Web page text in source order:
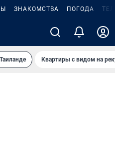
ЗНАКОМСТВА ПОГОДА
Квартиры с видом на